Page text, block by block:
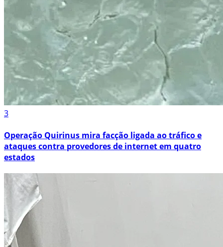
3
Operação Quirinus mira facção ligada ao tráfico e
ataques contra provedores de internet em quatro
estados